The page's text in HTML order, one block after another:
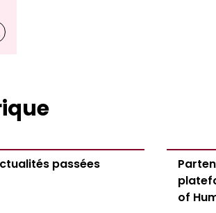
2026
: votre avis compte
passées
of